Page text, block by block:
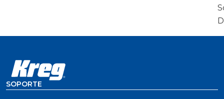
SOPORTE